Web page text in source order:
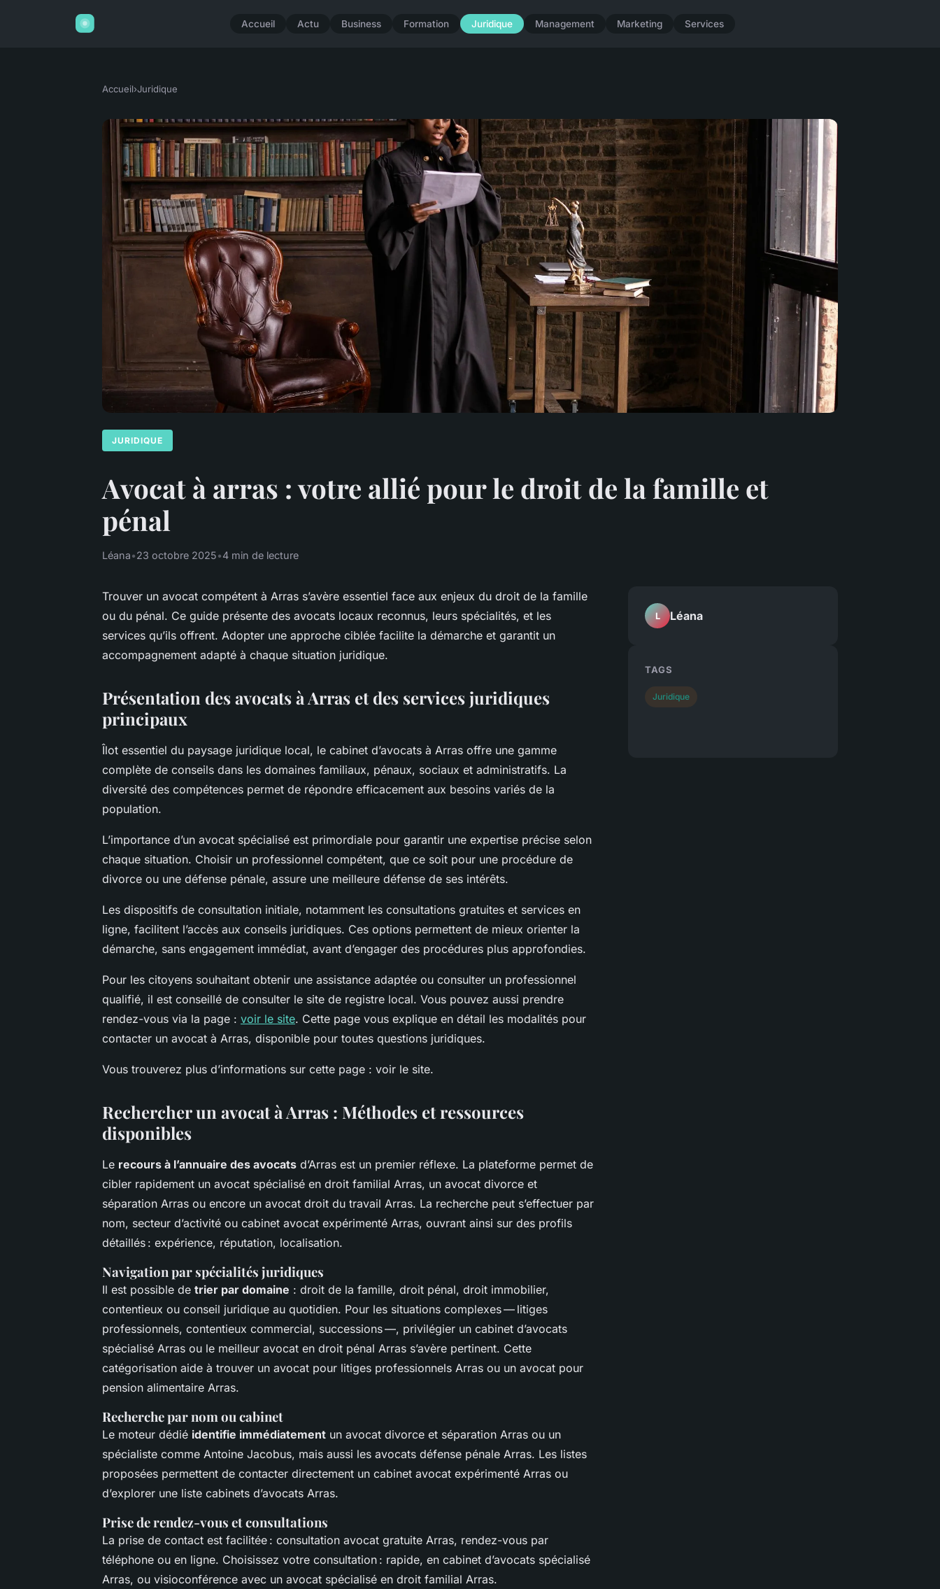
Accueil Actu Business Formation Juridique Management Marketing Services
Accueil›Juridique
JURIDIQUE
Avocat à arras : votre allié pour le droit de la famille et
pénal
Léana•23 octobre 2025•4 min de lecture
Trouver un avocat compétent à Arras s’avère essentiel face aux enjeux du droit de la famille
ou du pénal. Ce guide présente des avocats locaux reconnus, leurs spécialités, et les
services qu’ils offrent. Adopter une approche ciblée facilite la démarche et garantit un
accompagnement adapté à chaque situation juridique.
Présentation des avocats à Arras et des services juridiques
principaux
Îlot essentiel du paysage juridique local, le cabinet d’avocats à Arras offre une gamme
complète de conseils dans les domaines familiaux, pénaux, sociaux et administratifs. La
diversité des compétences permet de répondre efficacement aux besoins variés de la
population.
L’importance d’un avocat spécialisé est primordiale pour garantir une expertise précise selon
chaque situation. Choisir un professionnel compétent, que ce soit pour une procédure de
divorce ou une défense pénale, assure une meilleure défense de ses intérêts.
Les dispositifs de consultation initiale, notamment les consultations gratuites et services en
ligne, facilitent l’accès aux conseils juridiques. Ces options permettent de mieux orienter la
démarche, sans engagement immédiat, avant d’engager des procédures plus approfondies.
Pour les citoyens souhaitant obtenir une assistance adaptée ou consulter un professionnel
qualifié, il est conseillé de consulter le site de registre local. Vous pouvez aussi prendre
rendez-vous via la page : voir le site. Cette page vous explique en détail les modalités pour
contacter un avocat à Arras, disponible pour toutes questions juridiques.
Vous trouverez plus d’informations sur cette page : voir le site.
Rechercher un avocat à Arras : Méthodes et ressources
disponibles
Le recours à l’annuaire des avocats d’Arras est un premier réflexe. La plateforme permet de
cibler rapidement un avocat spécialisé en droit familial Arras, un avocat divorce et
séparation Arras ou encore un avocat droit du travail Arras. La recherche peut s’effectuer par
nom, secteur d’activité ou cabinet avocat expérimenté Arras, ouvrant ainsi sur des profils
détaillés : expérience, réputation, localisation.
Navigation par spécialités juridiques
Il est possible de trier par domaine : droit de la famille, droit pénal, droit immobilier,
contentieux ou conseil juridique au quotidien. Pour les situations complexes — litiges
professionnels, contentieux commercial, successions —, privilégier un cabinet d’avocats
spécialisé Arras ou le meilleur avocat en droit pénal Arras s’avère pertinent. Cette
catégorisation aide à trouver un avocat pour litiges professionnels Arras ou un avocat pour
pension alimentaire Arras.
Recherche par nom ou cabinet
Le moteur dédié identifie immédiatement un avocat divorce et séparation Arras ou un
spécialiste comme Antoine Jacobus, mais aussi les avocats défense pénale Arras. Les listes
proposées permettent de contacter directement un cabinet avocat expérimenté Arras ou
d’explorer une liste cabinets d’avocats Arras.
Prise de rendez-vous et consultations
La prise de contact est facilitée : consultation avocat gratuite Arras, rendez-vous par
téléphone ou en ligne. Choisissez votre consultation : rapide, en cabinet d’avocats spécialisé
Arras, ou visioconférence avec un avocat spécialisé en droit familial Arras.
L Léana
TAGS
Juridique